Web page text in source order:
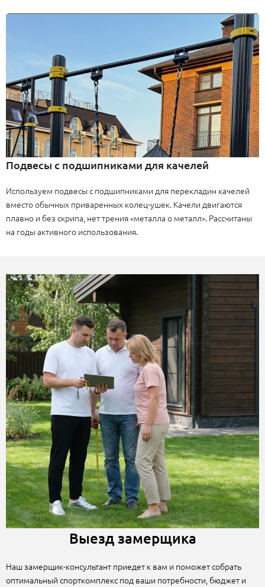
Подвесы с подшипниками для качелей
Используем подвесы с подшипниками для перекладин качелей
вместо обычных приваренных колец-ушек. Качели двигаются
плавно и без скрипа, нет трения «металла о металл». Рассчитаны
на годы активного использования.
Выезд замерщика
Наш замерщик-консультант приедет к вам и поможет собрать
оптимальный спорткомплекс под ваши потребности, бюджет и